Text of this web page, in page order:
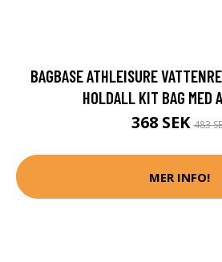
BAGBASE ATHLEISURE
HOLDALL KIT BAG MED
368 SEK483
MER INFO!